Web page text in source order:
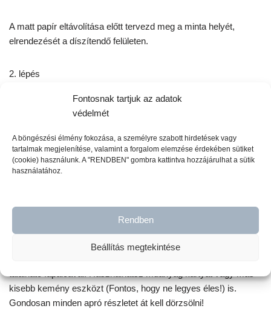
Fontosnak tartjuk az adatok
védelmét
A böngészési élmény fokozása, a személyre szabott hirdetések vagy
tartalmak megjelenítése, valamint a forgalom elemzése érdekében sütiket
(cookie) használunk. A "RENDBEN" gombra kattintva hozzájárulhat a sütik
használatához.
Rendben
Beállítás megtekintése
A matt papír eltávolítása előtt tervezd meg a minta helyét,
elrendezését a díszítendő felületen.
2. lépés
Óvatosan húzd le a matt papírt a minta felső szélétől pár
a ragadós felével a díszítendő felület felé. Tipp! Ha nagyobb
transzfer fóliával dolgozol a fólia sarkait rögzítheted a felületen,
ezzel megakadályozod, hogy a minta elmozduljon a dörzsölés
kisebb kemény eszközt (Fontos, hogy ne legyes éles!) is.
Gondosan minden apró részletet át kell dörzsölni!